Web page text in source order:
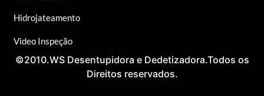
Hidrojateamento
Video Inspeção
©2010.WS Desentupidora e Dedetizadora.Todos os
Direitos reservados.